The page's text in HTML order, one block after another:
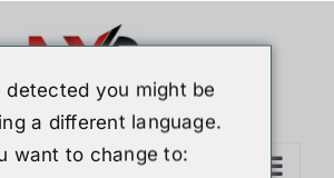
detected you might be
a different language.
want to change to: